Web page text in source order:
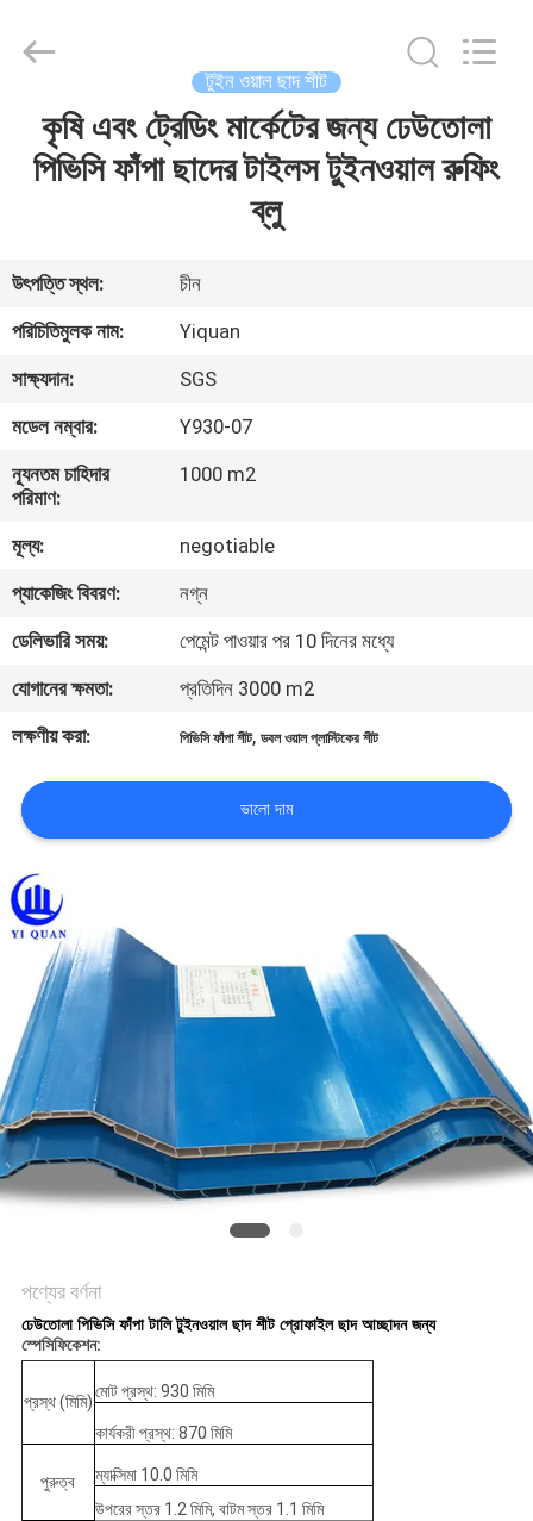
বাড়ি
আমাদের
সম্পর্কে
কারখানা
ভ্রমণ
নিয়ন্ত্রণ
যোগাযোগ
করুন
BLOG
উদ্ধৃতির
জন্য
আবেদন
VR
সাইট
ম্যাপ
গোপনীয়তা
Building
Material
Reserved.
টুইন ওয়াল ছাদ শীট
কৃষি এবং ট্রেডিং মার্কেটের জন্য ঢেউতোলা
পিভিসি ফাঁপা ছাদের টাইলস টুইনওয়াল রুফিং
ব্লু
উৎপত্তি স্থল:
চীন
পরিচিতিমুলক নাম:
Yiquan
সাক্ষ্যদান:
SGS
মডেল নম্বার:
Y930-07
ন্যূনতম চাহিদার
পরিমাণ:
1000 m2
মূল্য:
negotiable
প্যাকেজিং বিবরণ:
নগ্ন
ডেলিভারি সময়:
পেমেন্ট পাওয়ার পর 10 দিনের মধ্যে
যোগানের ক্ষমতা:
প্রতিদিন 3000 m2
লক্ষণীয় করা:
পিভিসি ফাঁপা শীট,ডবল ওয়াল প্লাস্টিকের শীট
ভালো দাম
পণ্যের বর্ণনা
ঢেউতোলা পিভিসি ফাঁপা টালি টুইনওয়াল ছাদ শীট প্রোফাইল ছাদ আচ্ছাদন জন্য
স্পেসিফিকেশন:
প্রস্থ (মিমি)
মোট প্রস্থ: 930 মিমি
কার্যকরী প্রস্থ: 870 মিমি
পুরুত্ব
ম্যাক্সিমা 10.0 মিমি
উপরের স্তর 1.2 মিমি, বাটম স্তর 1.1 মিমি